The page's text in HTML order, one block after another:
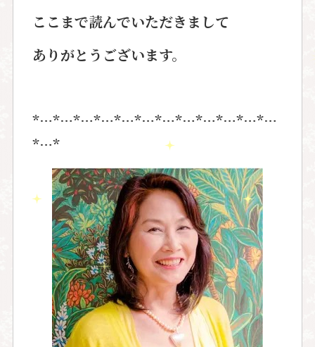
ここまで読んでいただきまして
ありがとうございます。
*…*…*…*…*…*…*…*…*…*…*…*…
*…*